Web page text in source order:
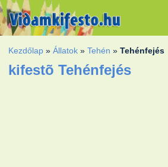
Kezdőlap »Állatok »Tehén »Tehénfejés
kifestõ Tehénfejés